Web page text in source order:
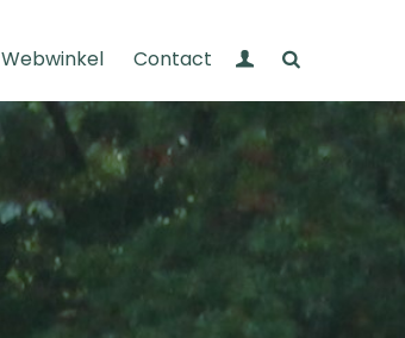
Webwinkel Contact Mijn Wandelnet